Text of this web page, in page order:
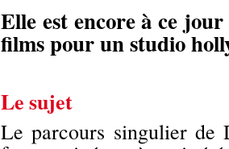
Elle est encore à ce
films pour un studio
Le sujet
Le parcours singulier de